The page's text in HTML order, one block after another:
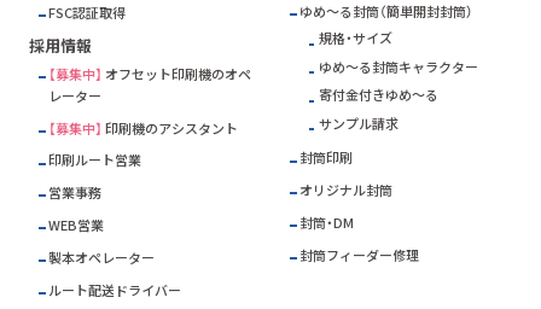
FSC認証取得
採用情報
【募集中】 オフセット印刷機のオペ
レーター
【募集中】 印刷機のアシスタント
印刷ルート営業
営業事務
WEB営業
製本オペレーター
ルート配送ドライバー
ゆめ～る封筒（簡単開封封筒）
規格・サイズ
ゆめ～る封筒キャラクター
寄付金付きゆめ～る
サンプル請求
封筒印刷
オリジナル封筒
封筒・DM
封筒フィーダー修理